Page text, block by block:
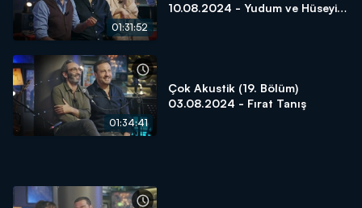
01:31:52
10.08.2024 - Yudum ve Hüseyin
01:34:41
Çok Akustik (19. Bölüm)
03.08.2024 - Fırat Tanış